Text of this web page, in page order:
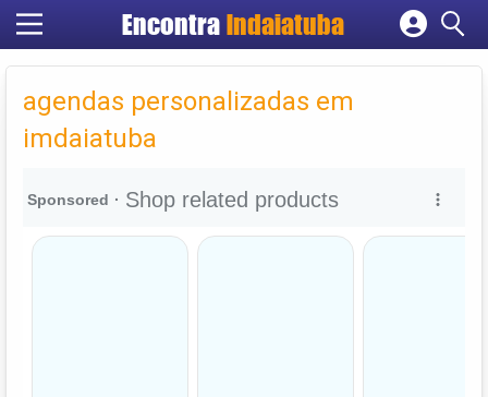
Encontra Indaiatuba
Cadastrar empresa
Criar conta
agendas personalizadas em
imdaiatuba